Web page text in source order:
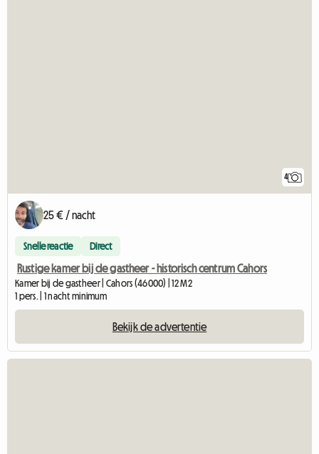
4
25 € / nacht
Snelle reactie Direct
Rustige kamer bij de gastheer - historisch centrum Cahors
Kamer bij de gastheer | Cahors (46000) | 12 M2
1 pers. | 1 nacht minimum
Bekijk de advertentie